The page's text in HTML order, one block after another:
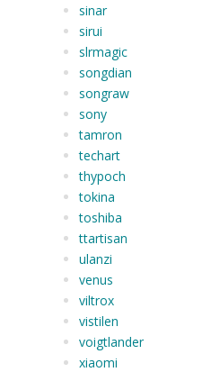
sinar
sirui
slrmagic
songdian
songraw
sony
tamron
techart
thypoch
tokina
toshiba
ttartisan
ulanzi
venus
viltrox
vistilen
voigtlander
xiaomi